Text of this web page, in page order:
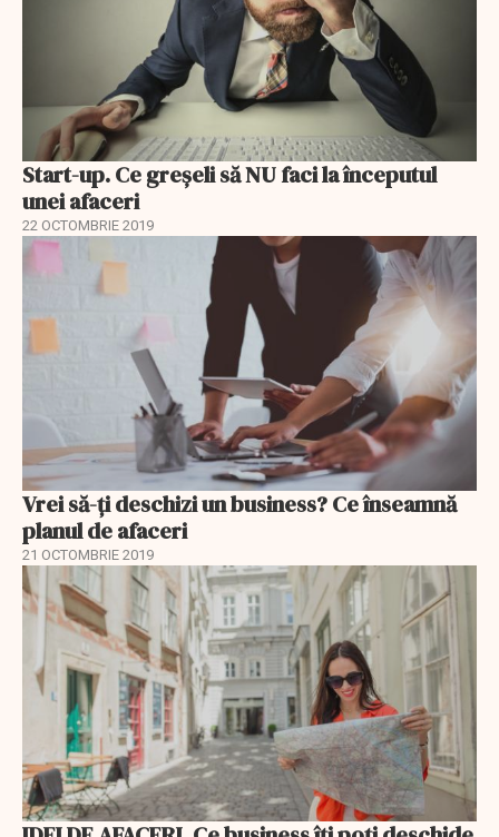
Start-up. Ce greșeli să NU faci la începutul
unei afaceri
22 OCTOMBRIE 2019
Vrei să-ți deschizi un business? Ce înseamnă
planul de afaceri
21 OCTOMBRIE 2019